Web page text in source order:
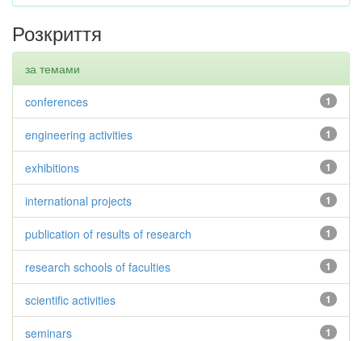
Розкриття
за темами
1
conferences
1
engineering activities
1
exhibitions
1
international projects
1
publication of results of research
1
research schools of faculties
1
scientific activities
1
seminars